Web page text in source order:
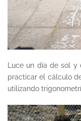
Luce un día de sol
practicar el cálculo
utilizando